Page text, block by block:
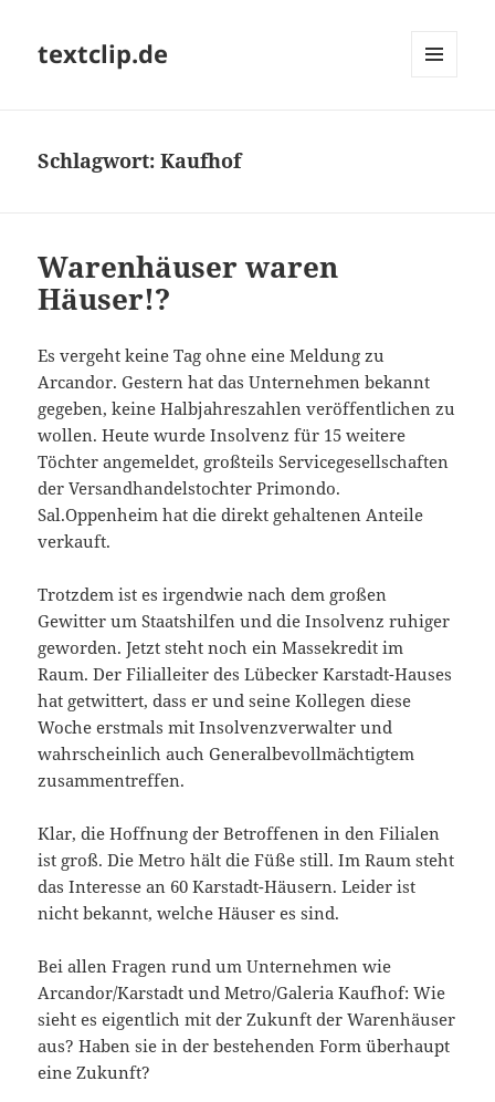
textclip.de
Schlagwort:Kaufhof
Warenhäuser waren
Häuser!?
Es vergeht keine Tag ohne eine Meldung zu
Arcandor. Gestern hat das Unternehmen bekannt
gegeben, keine Halbjahreszahlen veröffentlichen zu
wollen. Heute wurde Insolvenz für 15 weitere
Töchter angemeldet, großteils Servicegesellschaften
der Versandhandelstochter Primondo.
Sal.Oppenheim hat die direkt gehaltenen Anteile
verkauft.
Trotzdem ist es irgendwie nach dem großen
Gewitter um Staatshilfen und die Insolvenz ruhiger
geworden. Jetzt steht noch ein Massekredit im
Raum. Der Filialleiter des Lübecker Karstadt-Hauses
hat getwittert, dass er und seine Kollegen diese
Woche erstmals mit Insolvenzverwalter und
wahrscheinlich auch Generalbevollmächtigtem
zusammentreffen.
Klar, die Hoffnung der Betroffenen in den Filialen
ist groß. Die Metro hält die Füße still. Im Raum steht
das Interesse an 60 Karstadt-Häusern. Leider ist
nicht bekannt, welche Häuser es sind.
Bei allen Fragen rund um Unternehmen wie
Arcandor/Karstadt und Metro/Galeria Kaufhof: Wie
sieht es eigentlich mit der Zukunft der Warenhäuser
aus? Haben sie in der bestehenden Form überhaupt
eine Zukunft?